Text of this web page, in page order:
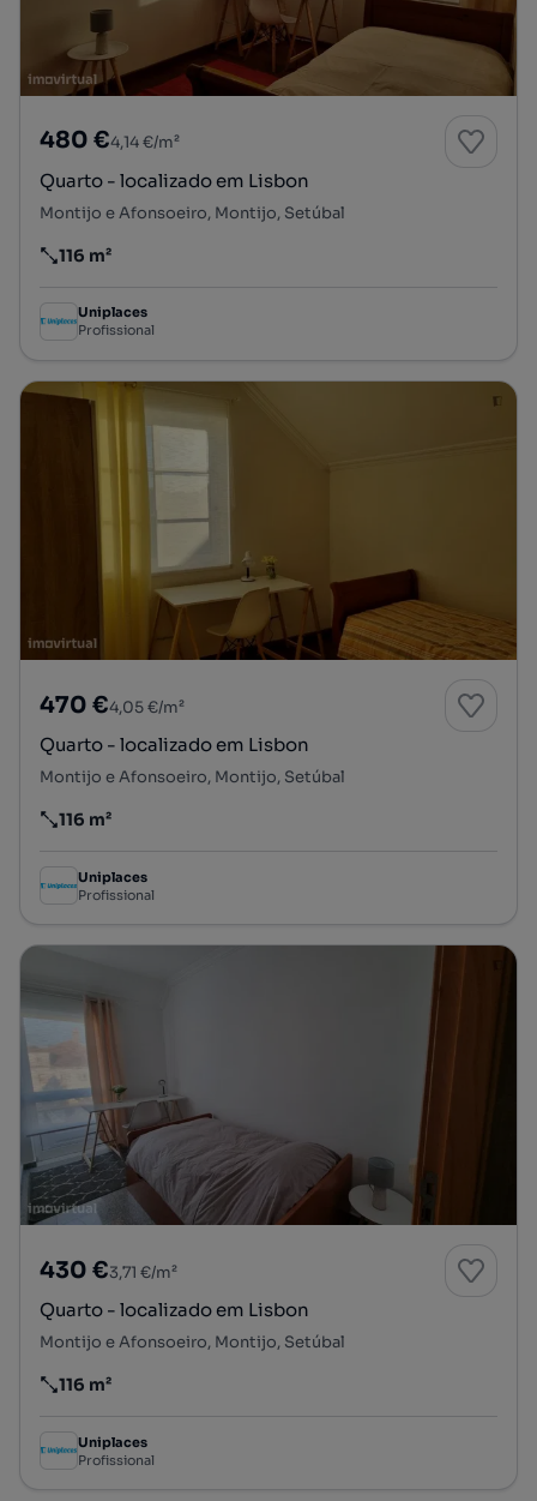
480 €4,14 €/m²
Quarto - localizado em Lisbon
Montijo e Afonsoeiro, Montijo, Setúbal
Preço por metro quadrado
116 m²
Uniplaces
Profissional
470 €4,05 €/m²
Quarto - localizado em Lisbon
Montijo e Afonsoeiro, Montijo, Setúbal
Preço por metro quadrado
116 m²
Uniplaces
Profissional
430 €3,71 €/m²
Quarto - localizado em Lisbon
Montijo e Afonsoeiro, Montijo, Setúbal
Preço por metro quadrado
116 m²
Uniplaces
Profissional